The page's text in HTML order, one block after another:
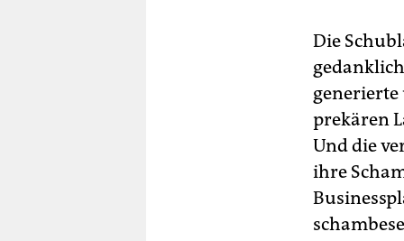
Die
generierte
prekären
Und die
ihre